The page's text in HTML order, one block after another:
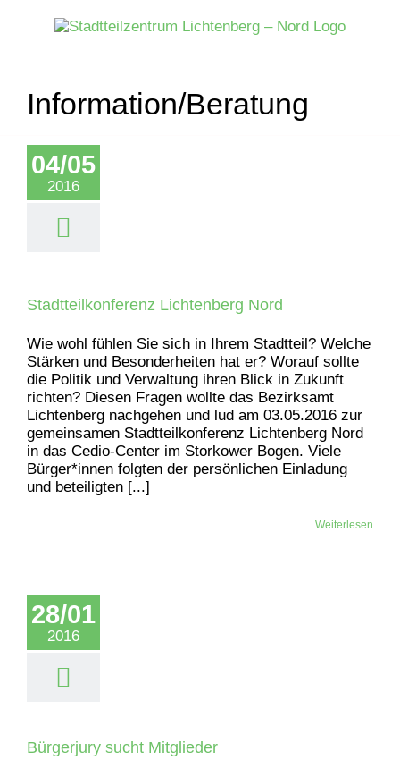
Information/Beratung
04/05
2016
Stadtteilkonferenz Lichtenberg Nord
Wie wohl fühlen Sie sich in Ihrem Stadtteil? Welche
Stärken und Besonderheiten hat er? Worauf sollte
die Politik und Verwaltung ihren Blick in Zukunft
richten? Diesen Fragen wollte das Bezirksamt
Lichtenberg nachgehen und lud am 03.05.2016 zur
gemeinsamen Stadtteilkonferenz Lichtenberg Nord
in das Cedio-Center im Storkower Bogen. Viele
Bürger*innen folgten der persönlichen Einladung
und beteiligten [...]
Weiterlesen
28/01
2016
Bürgerjury sucht Mitglieder